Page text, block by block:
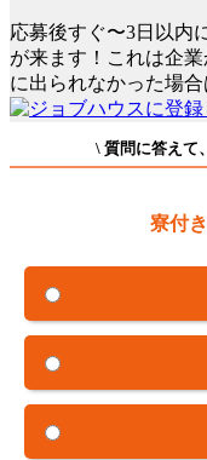
応募後すぐ〜3日以内
が来ます！これは企
に出られなかった場合
\ 質問に答えて、
寮付